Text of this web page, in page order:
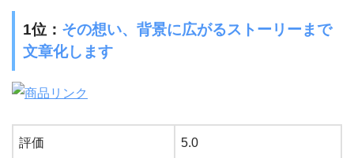
1位： その想い、背景に広がるストーリーまで
文章化します
評価 5.0